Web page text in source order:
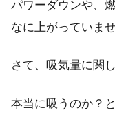
パワーダウンや、
なに上がっていませ
さて、吸気量に関
本当に吸うのか？と